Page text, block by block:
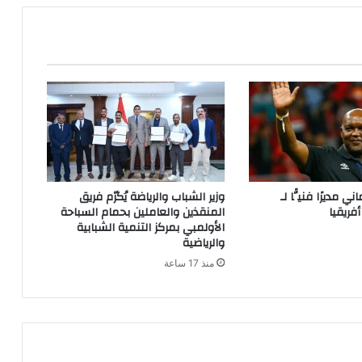
مديرًا فنيًّا لـ وزير الشباب والرياضة يُكرّم فريق
المنقذين والعاملين بحمام السباحة
الأولمبي بمركز التنمية الشبابية
والرياضية
منذ 17 ساعة